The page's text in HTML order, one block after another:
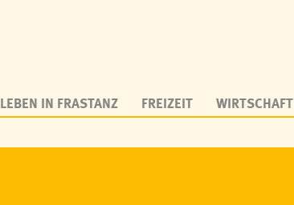
LEBEN IN FRASTANZ FREIZEIT WIRTSCHAFT